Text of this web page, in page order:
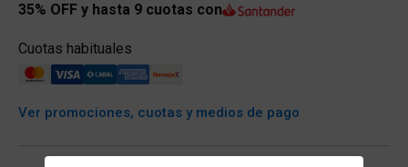
35% OFF y hasta 9 cuotas con
Cuotas habituales
Ver promociones, cuotas y medios de pago